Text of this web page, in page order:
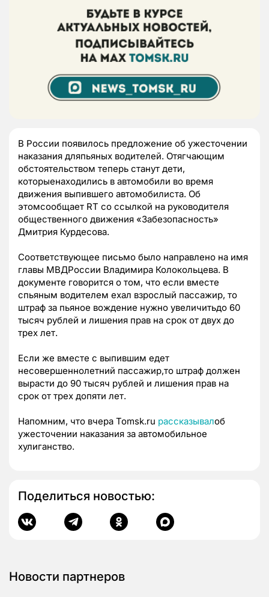
В России появилось предложение об ужесточении
наказания дляпьяных водителей. Отягчающим
обстоятельством теперь станут дети,
которыенаходились в автомобили во время
движения выпившего автомобилиста. Об
этомсообщает RT со ссылкой на руководителя
общественного движения «Забезопасность»
Дмитрия Курдесова.
Соответствующее письмо было направлено на имя
главы МВДРоссии Владимира Колокольцева. В
документе говорится о том, что если вместе
спьяным водителем ехал взрослый пассажир, то
штраф за пьяное вождение нужно увеличитьдо 60
тысяч рублей и лишения прав на срок от двух до
трех лет.
Если же вместе с выпившим едет
несовершеннолетний пассажир,то штраф должен
вырасти до 90 тысяч рублей и лишения прав на
срок от трех допяти лет.
Напомним, что вчера Tomsk.ru рассказывалоб
ужесточении наказания за автомобильное
хулиганство.
Поделиться новостью:
Новости партнеров